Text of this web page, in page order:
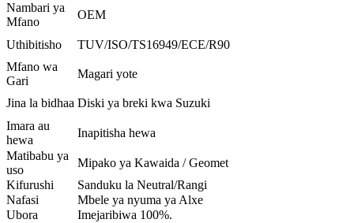
Nambari ya
Mfano
OEM
Uthibitisho
TUV/ISO/TS16949/ECE/R90
Mfano wa
Gari
Magari yote
Jina la bidhaa Diski ya breki kwa Suzuki
Imara au
hewa
Inapitisha hewa
Matibabu ya
uso
Mipako ya Kawaida / Geomet
Kifurushi
Sanduku la Neutral/Rangi
Nafasi
Mbele ya nyuma ya Alxe
Ubora
Imejaribiwa 100%.